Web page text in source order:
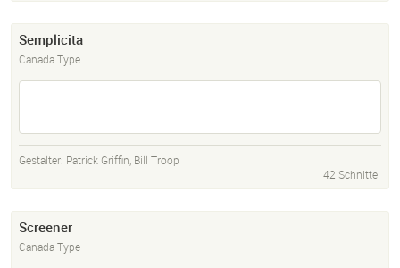
Semplicita
Canada Type
Gestalter: Patrick Griffin, Bill Troop
42 Schnitte
Screener
Canada Type